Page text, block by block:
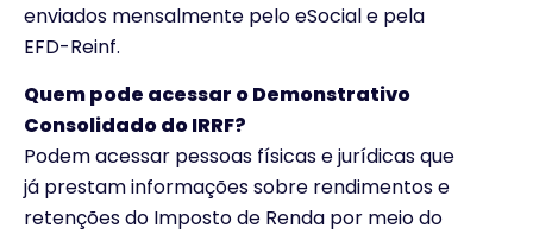
enviados mensalmente pelo eSocial e pela
EFD-Reinf.
Quem pode acessar o Demonstrativo
Consolidado do IRRF?
Podem acessar pessoas físicas e jurídicas que
já prestam informações sobre rendimentos e
retenções do Imposto de Renda por meio do